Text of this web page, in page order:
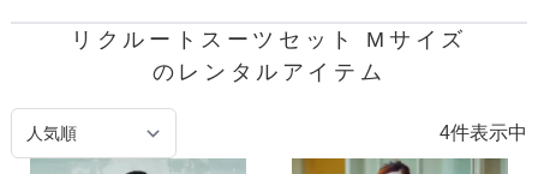
リクルートスーツセット Mサイズ
のレンタルアイテム
4件表示中